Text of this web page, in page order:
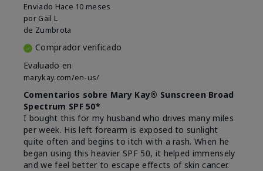
Enviado Hace 10 meses
por Gail L
de Zumbrota
Comprador verificado
Evaluado en
marykay.com/en-us/
Comentarios sobre Mary Kay® Sunscreen Broad
Spectrum SPF 50*
I bought this for my husband who drives many miles
per week. His left forearm is exposed to sunlight
quite often and begins to itch with a rash. When he
began using this heavier SPF 50, it helped immensely
and we feel better to escape effects of skin cancer.